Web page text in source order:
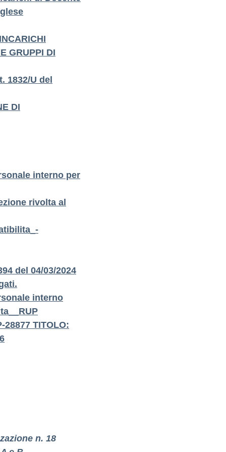
GRUPPI DI
1832/U del
DI
interno per
rivolta al
del 04/03/2024
interno
28877 TITOLO:
n. 18